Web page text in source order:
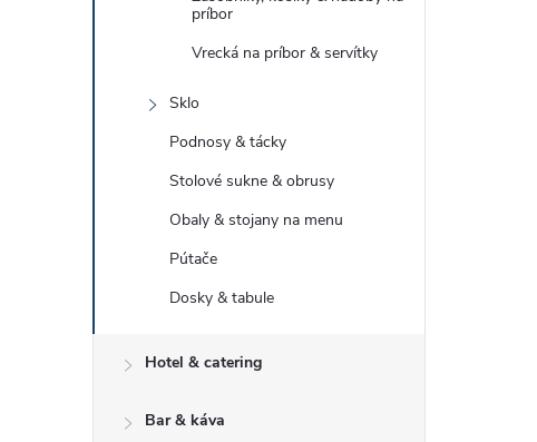
príbor
Vrecká na príbor & servítky
Sklo
Podnosy & tácky
Stolové sukne & obrusy
Obaly & stojany na menu
Pútače
Dosky & tabule
Hotel & catering
Bar & káva